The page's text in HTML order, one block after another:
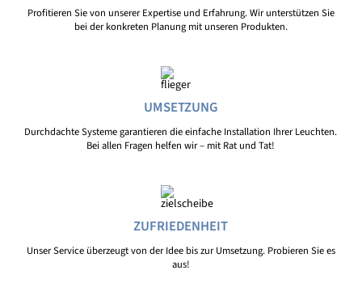
Profitieren Sie von unserer Expertise und Erfahrung. Wir unterstützen Sie
bei der konkreten Planung mit unseren Produkten.
UMSETZUNG
Durchdachte Systeme garantieren die einfache Installation Ihrer Leuchten.
Bei allen Fragen helfen wir – mit Rat und Tat!
ZUFRIEDENHEIT
Unser Service überzeugt von der Idee bis zur Umsetzung. Probieren Sie es
aus!